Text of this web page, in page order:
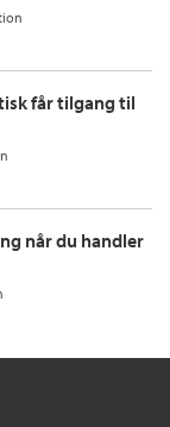
får tilgang til
når du handler